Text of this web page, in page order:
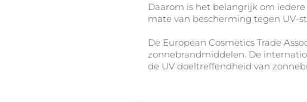
Daarom is het belangrijk om
mate van bescherming tegen UV-
De European Cosmetics Trade
zonnebrandmiddelen. De
de UV doeltreffendheid van